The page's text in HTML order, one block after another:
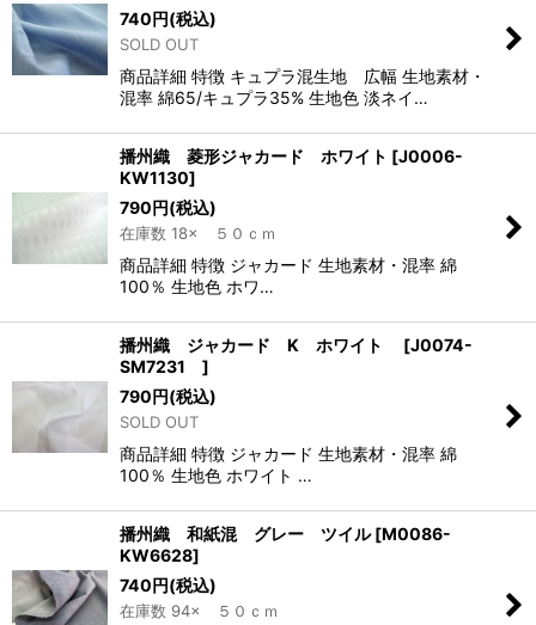
740円(税込)
SOLD OUT
商品詳細 特徴 キュプラ混生地 広幅 生地素材・
混率 綿65/キュプラ35% 生地色 淡ネイ…
播州織 菱形ジャカード ホワイト [J0006-
KW1130]
790円(税込)
在庫数 18× ５０ｃｍ
商品詳細 特徴 ジャカード 生地素材・混率 綿
100％ 生地色 ホワ…
播州織 ジャカード K ホワイト [J0074-
SM7231 ]
790円(税込)
SOLD OUT
商品詳細 特徴 ジャカード 生地素材・混率 綿
100％ 生地色 ホワイト …
播州織 和紙混 グレー ツイル [M0086-
KW6628]
740円(税込)
在庫数 94× ５０ｃｍ